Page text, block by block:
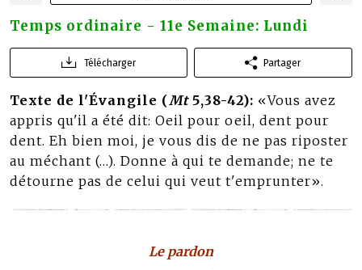
Temps ordinaire - 11e Semaine: Lundi
Télécharger Partager
Texte de l'Évangile (Mt5,38-42): «Vous avez
appris qu'il a été dit: Oeil pour oeil, dent pour
dent. Eh bien moi, je vous dis de ne pas riposter
au méchant (…). Donne à qui te demande; ne te
détourne pas de celui qui veut t'emprunter».
Le pardon